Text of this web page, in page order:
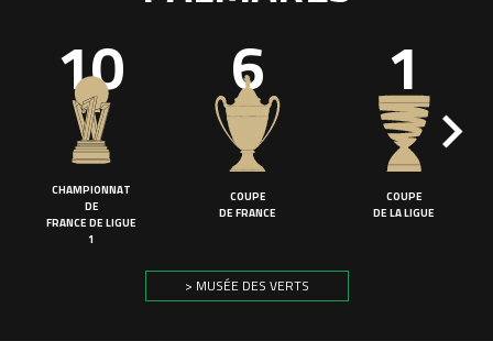
10
CHAMPIONNAT
DE
FRANCE DE LIGUE
1
6
COUPE
DE FRANCE
1
COUPE
DE LA LIGUE
> MUSÉE DES VERTS